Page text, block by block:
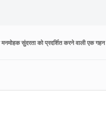
सुंदरता को प्रदर्शित करने वाली एक गहन